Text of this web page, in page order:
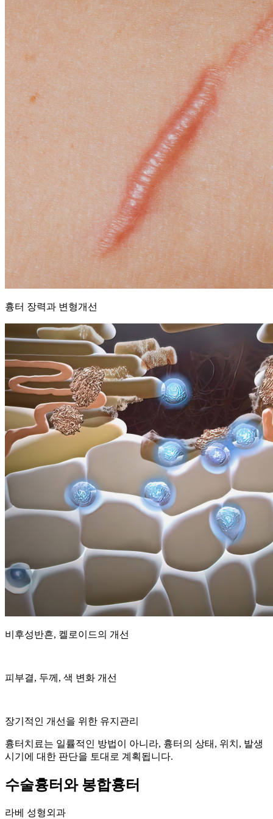
흉터 장력과 변형개선
비후성반흔, 켈로이드의 개선
피부결, 두께, 색 변화 개선
장기적인 개선을 위한 유지관리
흉터치료는 일률적인 방법이 아니라, 흉터의 상태, 위치, 발생
시기에 대한 판단을 토대로 계획됩니다.
수술흉터와 봉합흉터
라베 성형외과